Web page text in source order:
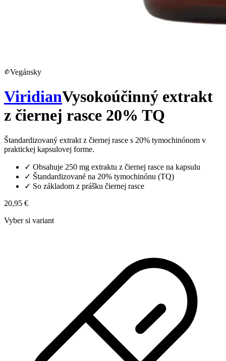
Vegánsky
ViridianVysokoúčinný extrakt
z čiernej rasce 20% TQ
Štandardizovaný extrakt z čiernej rasce s 20% tymochinónom v
praktickej kapsulovej forme.
✓ Obsahuje 250 mg extraktu z čiernej rasce na kapsulu
✓ Štandardizované na 20% tymochinónu (TQ)
✓ So základom z prášku čiernej rasce
20,95 €
Vyber si variant